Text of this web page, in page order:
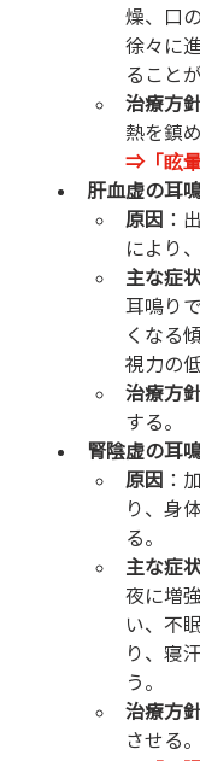
燥、口
徐々に
ること
治療方
熱を鎮め
⇒「眩
肝血虚の耳
原因 ：
により
主な症
耳鳴り
くなる
視力の
治療方
する。
腎陰虚の耳
原因 ：
り、身
る。
主な症
夜に増
い、不
り、寝
う。
治療方
させる。